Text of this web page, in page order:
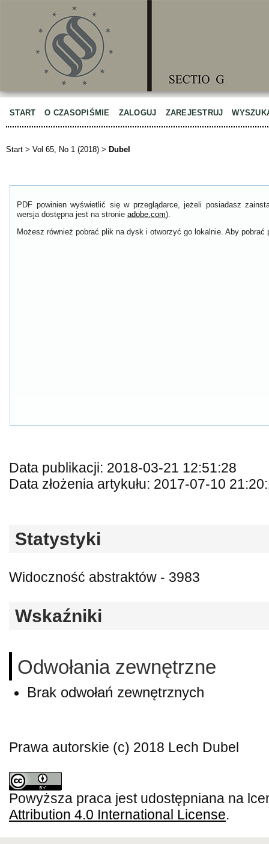
START O CZASOPIŚMIE ZALOGUJ ZAREJESTRUJ
Start > Vol 65, No 1 (2018) > Dubel
PDF powinien wyświetlić się w przeglądarce, jeżeli posiadasz
wersja dostępna jest na stronie adobe.com).
Możesz również pobrać plik na dysk i otworzyć go lokalnie. Aby
Data publikacji: 2018-03-21 12:51:28
Data złożenia artykułu: 2017-07-10
Statystyki
Widoczność abstraktów - 3983
Wskaźniki
Odwołania zewnętrzne
Brak odwołań zewnętrznych
Prawa autorskie (c) 2018 Lech Dubel
Powyższa praca jest udostępniana na
Attribution 4.0 International License.